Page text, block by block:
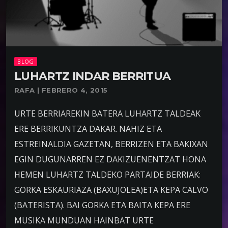
BLOG
LUHARTZ INDAR BERRITUA
RAFA | FEBRERO 4, 2015
URTE BERRIAREKIN BATERA LUHARTZ TALDEAK
ERE BERRIKUNTZA DAKAR. NAHIZ ETA
ESTREINALDIA GAZETAN, BERRIZEN ETA BAKIXAN
EGIN DUGUNARREN EZ DAKIZUENENTZAT HONA
HEMEN LUHARTZ TALDEKO PARTAIDE BERRIAK:
GORKA ESKAURIAZA (BAXUJOLEA)ETA KEPA CALVO
(BATERISTA). BAI GORKA ETA BAITA KEPA ERE
MUSIKA MUNDUAN HAINBAT URTE